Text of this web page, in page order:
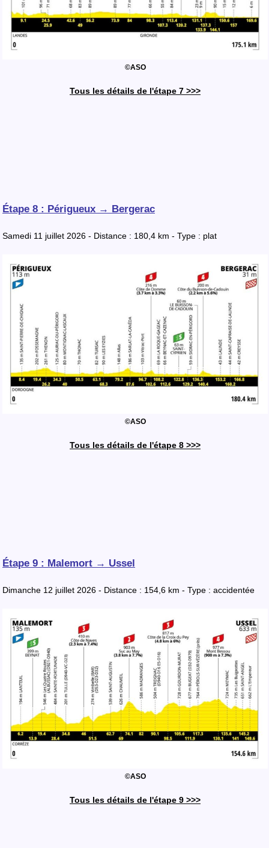
©ASO
Tous les détails de l'étape 7 >>>
Étape 8 : Périgueux → Bergerac
Samedi 11 juillet 2026 - Distance : 180,4 km - Type : plat
©ASO
Tous les détails de l'étape 8 >>>
Étape 9 : Malemort → Ussel
Dimanche 12 juillet 2026 - Distance : 154,6 km - Type : accidentée
©ASO
Tous les détails de l'étape 9 >>>